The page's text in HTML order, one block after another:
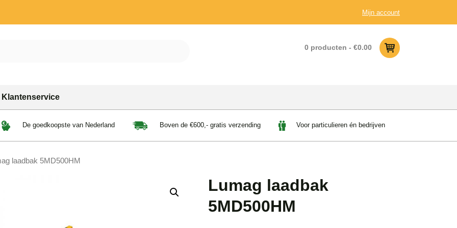
Mijn account
0 producten - €0.00
Klantenservice
De goedkoopste van Nederland Boven de €600,- gratis verzending Voor particulieren én bedrijven
laadbak 5MD500HM
Lumag laadbak
5MD500HM